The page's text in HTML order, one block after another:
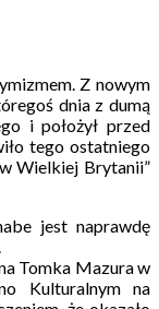
Z nowym
dnia z dumą
i położył przed
tego ostatniego
Wielkiej Brytanii”
jest naprawdę
Tomka Mazura w
Kulturalnym na